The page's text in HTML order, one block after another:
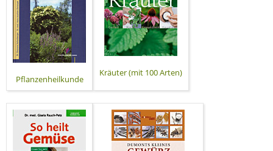
Pflanzenheilkunde
Kräuter (mit 100 Arten)